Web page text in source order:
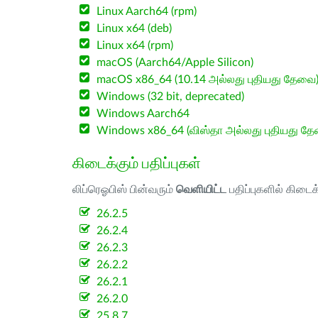
Linux Aarch64 (rpm)
Linux x64 (deb)
Linux x64 (rpm)
macOS (Aarch64/Apple Silicon)
macOS x86_64 (10.14 அல்லது புதியது தேவை)
Windows (32 bit, deprecated)
Windows Aarch64
Windows x86_64 (விஸ்தா அல்லது புதியது
கிடைக்கும் பதிப்புகள்
லிப்ரெஓபிஸ் பின்வரும் வெளியிட்ட பதிப்புகளில்
26.2.5
26.2.4
26.2.3
26.2.2
26.2.1
26.2.0